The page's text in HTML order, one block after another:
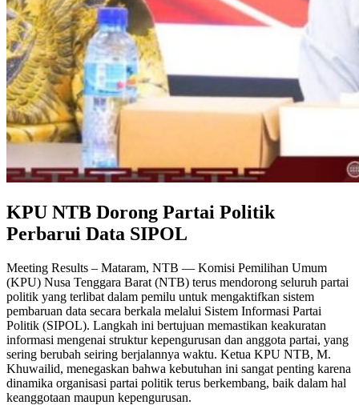
KPU NTB Dorong Partai Politik
Perbarui Data SIPOL
Meeting Results – Mataram, NTB — Komisi Pemilihan Umum
(KPU) Nusa Tenggara Barat (NTB) terus mendorong seluruh partai
politik yang terlibat dalam pemilu untuk mengaktifkan sistem
pembaruan data secara berkala melalui Sistem Informasi Partai
Politik (SIPOL). Langkah ini bertujuan memastikan keakuratan
informasi mengenai struktur kepengurusan dan anggota partai, yang
sering berubah seiring berjalannya waktu. Ketua KPU NTB, M.
Khuwailid, menegaskan bahwa kebutuhan ini sangat penting karena
dinamika organisasi partai politik terus berkembang, baik dalam hal
keanggotaan maupun kepengurusan.